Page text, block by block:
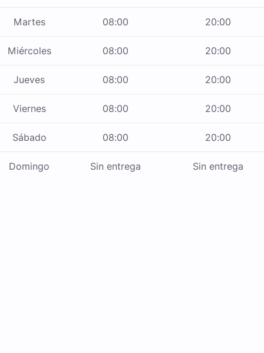
Martes 08:00 20:00
Miércoles 08:00 20:00
Jueves 08:00 20:00
Viernes 08:00 20:00
Sábado 08:00 20:00
Domingo Sin entrega Sin entrega